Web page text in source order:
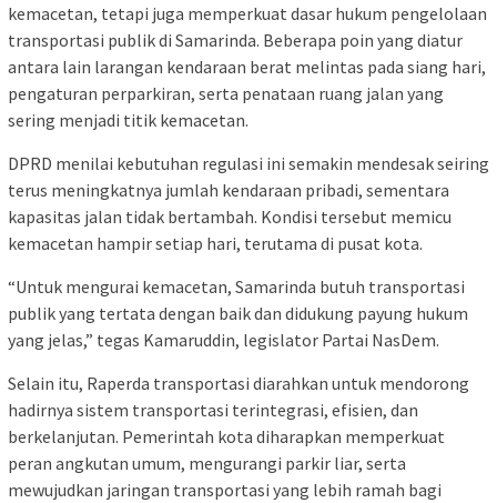
kemacetan, tetapi juga memperkuat dasar hukum pengelolaan
transportasi publik di Samarinda. Beberapa poin yang diatur
antara lain larangan kendaraan berat melintas pada siang hari,
pengaturan perparkiran, serta penataan ruang jalan yang
sering menjadi titik kemacetan.
DPRD menilai kebutuhan regulasi ini semakin mendesak seiring
terus meningkatnya jumlah kendaraan pribadi, sementara
kapasitas jalan tidak bertambah. Kondisi tersebut memicu
kemacetan hampir setiap hari, terutama di pusat kota.
“Untuk mengurai kemacetan, Samarinda butuh transportasi
publik yang tertata dengan baik dan didukung payung hukum
yang jelas,” tegas Kamaruddin, legislator Partai NasDem.
Selain itu, Raperda transportasi diarahkan untuk mendorong
hadirnya sistem transportasi terintegrasi, efisien, dan
berkelanjutan. Pemerintah kota diharapkan memperkuat
peran angkutan umum, mengurangi parkir liar, serta
mewujudkan jaringan transportasi yang lebih ramah bagi